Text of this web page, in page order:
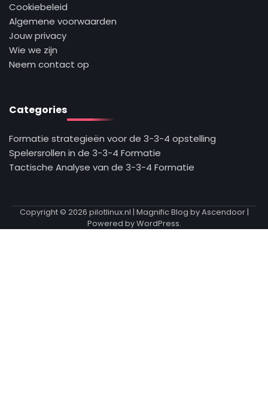
Cookiebeleid
Algemene voorwaarden
Jouw privacy
Wie we zijn
Neem contact op
Categories
Formatie strategieën voor de 3-3-4 opstelling
Spelersrollen in de 3-3-4 Formatie
Tactische Analyse van de 3-3-4 Formatie
Copyright © 2026 pilotlinux.nl | Magnific Blog byAscendoor|
Powered byWordPress.